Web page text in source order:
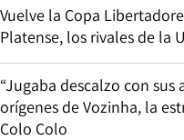
Vuelve la Copa
Platense, los rivales de la
“Jugaba descalzo con
orígenes de Vozinha, la
Colo Colo